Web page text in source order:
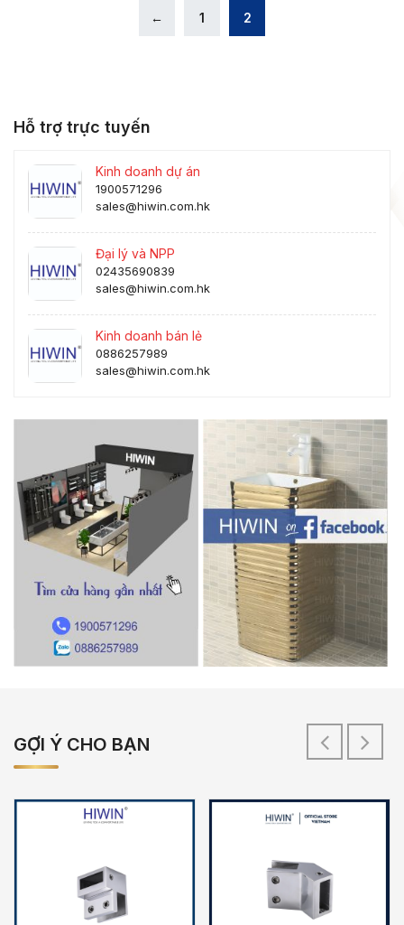
← 1 2
Hỗ trợ trực tuyến
Kinh doanh dự án
1900571296
sales@hiwin.com.hk
Đại lý và NPP
02435690839
sales@hiwin.com.hk
Kinh doanh bán lẻ
0886257989
sales@hiwin.com.hk
GỢI Ý CHO BẠN